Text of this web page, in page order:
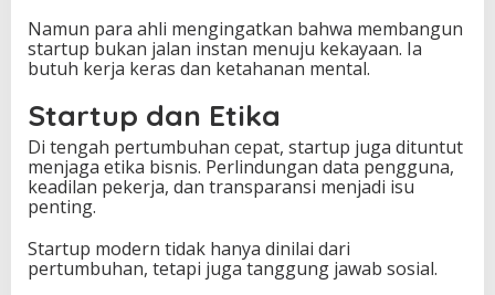
Namun para ahli mengingatkan bahwa membangun
startup bukan jalan instan menuju kekayaan. Ia
butuh kerja keras dan ketahanan mental.
Startup dan Etika
Di tengah pertumbuhan cepat, startup juga dituntut
menjaga etika bisnis. Perlindungan data pengguna,
keadilan pekerja, dan transparansi menjadi isu
penting.
Startup modern tidak hanya dinilai dari
pertumbuhan, tetapi juga tanggung jawab sosial.